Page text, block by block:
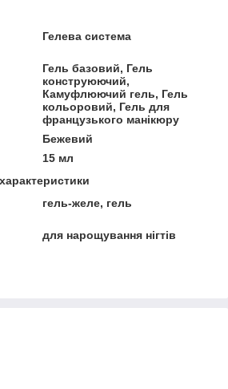
Гелева система
Гель базовий, Гель
конструюючий,
Камуфлюючий гель, Гель
кольоровий, Гель для
французького манікюру
Бежевий
15 мл
гель-желе, гель
для нарощування нігтів